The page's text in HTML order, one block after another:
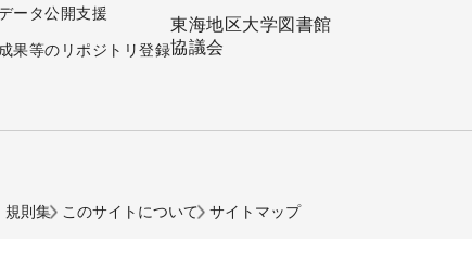
ータ公開支援
果等のリポジトリ登録
東海地区大学図書館
協議会
規則集 このサイトについて サイトマップ